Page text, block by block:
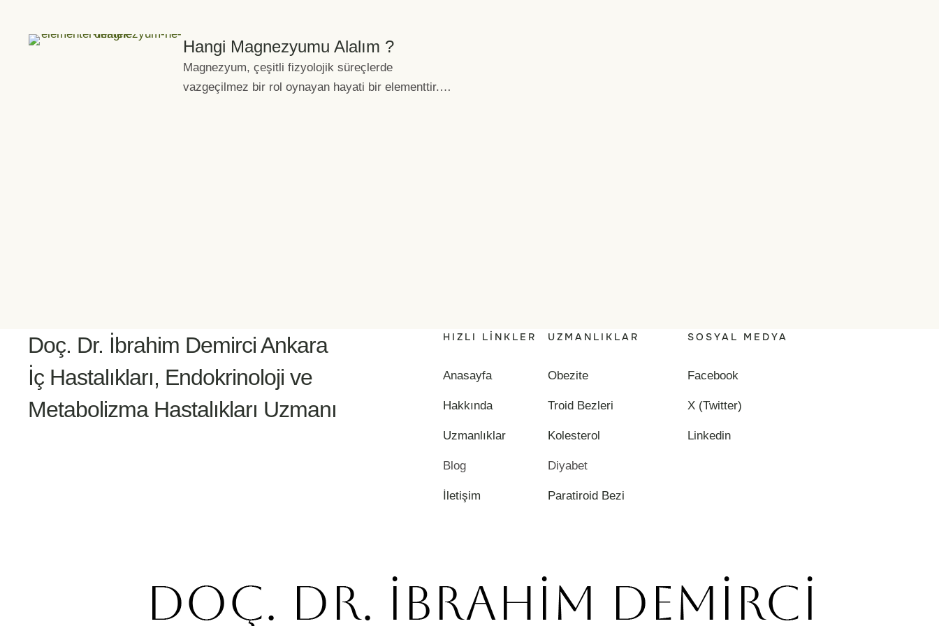
Hangi Magnezyumu Alalım ?
Magnezyum, çeşitli fizyolojik süreçlerde
vazgeçilmez bir rol oynayan hayati bir elementtir.
Doç. Dr. İbrahim Demirci Ankara
İç Hastalıkları, Endokrinoloji ve
Metabolizma Hastalıkları Uzmanı
HIZLI LINKLER
Anasayfa
Hakkında
Uzmanlıklar
Blog
İletişim
UZMANLIKLAR
Obezite
Troid Bezleri
Kolesterol
Diyabet
Paratiroid Bezi
SOSYAL MEDYA
Facebook
X (Twitter)
Linkedin